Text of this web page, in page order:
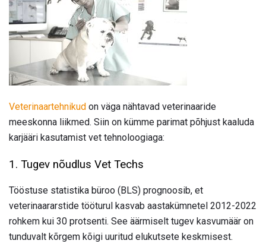
Veterinaartehnikud on väga nähtavad veterinaaride
meeskonna liikmed. Siin on kümme parimat põhjust kaaluda
karjääri kasutamist vet tehnoloogiaga:
1. Tugev nõudlus Vet Techs
Tööstuse statistika büroo (BLS) prognoosib, et
veterinaararstide tööturul kasvab aastakümnetel 2012-2022
rohkem kui 30 protsenti. See äärmiselt tugev kasvumäär on
tunduvalt kõrgem kõigi uuritud elukutsete keskmisest.